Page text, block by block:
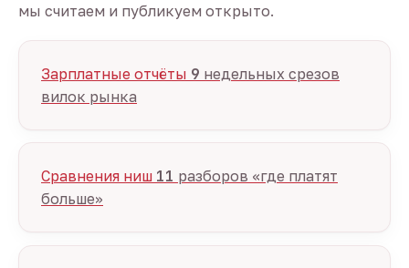
мы считаем и публикуем открыто.
Зарплатные отчёты 9 недельных срезов
вилок рынка
Сравнения ниш 11 разборов «где платят
больше»